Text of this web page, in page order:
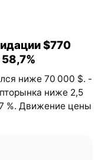
$770
ниже 70 000 $. -
ниже 2,5
%. Движение цены